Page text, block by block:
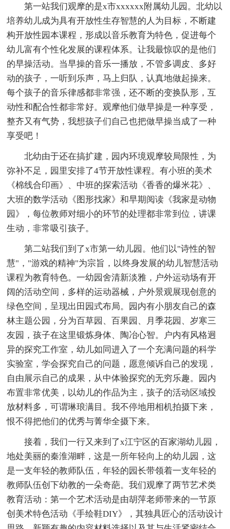
第一站我们观摩的是x市xxxxxx附属幼儿园。北幼以
培养幼儿成为具有开放性生存智慧的人为目标，不断建
构开放性园本课程，形成以音乐教育为特色，促进每个
幼儿富有个性化发展的课程体系。让我最惊叹的是他们
的早操活动。当早操的音乐一播放，不管多调皮、多好
动的孩子，一听到乐声，马上归队，认真地做起操来。
每个孩子的音乐律感都非常强，还不断的变换队形，互
动性和配合性都非常好。观摩他们做早操是一种享受，
整齐又有气势，我想孩子们自己也把做早操当成了一种
享受吧！
北幼由于还在搞扩建，园内环境观摩较局限性，为
弥补不足，园里安排了4节开放性课程。有小班的美术
《棉线合印画》、中班的探索活动《香香的爆米花》、
大班的数学活动《图形找家》和早期阅读《我家是动物
园》，每位教师对细小的环节的处理都非常到位，讲课
生动，非常吸引孩子。
第二站我们到了x市第一幼儿园。他们以"诗性的智
慧"，"游戏的精神"为宗旨，以终身发展的幼儿智慧活动
课程为教育特色。一幼园舍清新淡雅，户外运动场有开
阔的活动空间，多样的运动器械，户外景观展现创意的
绿色空间，呈现出田园式布局。园内有小朋友自己的森
林主题公园，分为百草园、百果园、月季花园、岁寒三
友园，孩子在这里锻炼身体、陶冶心智。户内有风格迥
异的探究工作室，幼儿如同进入了一个充满问题的科学
实验室，学会探究自己的问题，愿意倾诉自己的发现，
自由展示自己的成果，从中体验探究的无穷乐趣。园内
布置非常优美，以幼儿的作品为主，孩子的活动区域投
放材料多，可谓琳琅满目。我不停地用相机拍摄下来，
恨不得把他们的优秀与菁华全摄下来。
接着，我们一行又来到了x江宁区的百家湖幼儿园，
地处美丽的秦淮湖畔，这是一所年轻向上的幼儿园，这
是一支年轻的教师队伍，年轻的园长带领着一支年轻的
教师队伍创下幼教的一朵奇葩。我们观摩了两节艺术类
教育活动：第一个艺术活动是由胡萍老师带来的一节原
创美术特色活动《手绘鞋DIY》，其独具匠心的活动设计